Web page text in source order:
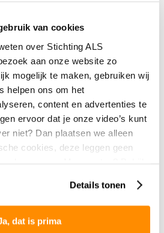
van cookies
over Stichting ALS
aan onze website zo
mogelijk te maken, gebruiken wij
helpen ons om het
content en advertenties te
ervoor dat je onze video’s kunt
niet? Dan plaatsen we alleen
cookies, deze leggen geen
Details tonen
dat is prima